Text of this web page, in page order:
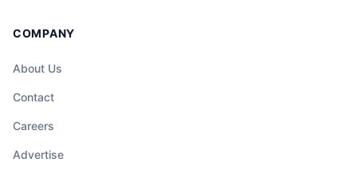
COMPANY
About Us
Contact
Careers
Advertise